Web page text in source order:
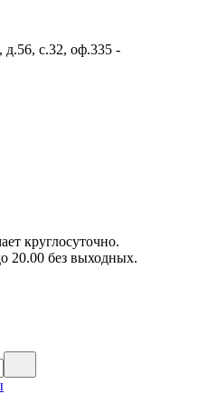
д.56, с.32, оф.335 -
круглосуточно.
20.00 без выходных.